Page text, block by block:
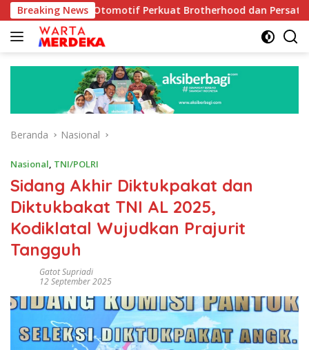
Langsung
ke
konten
Breaking NewsPerkuat Brotherhood dan Persatuan Bangsa di
Beranda Nasional
Nasional, TNI/POLRI
Sidang Akhir Diktukpakat dan
Diktukbakat TNI AL 2025,
Kodiklatal Wujudkan Prajurit
Tangguh
Gatot Supriadi
12 September 2025